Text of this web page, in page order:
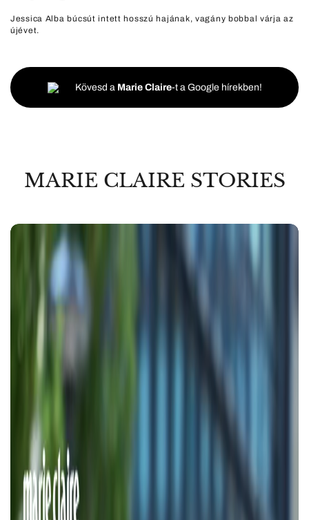
Jessica Alba búcsút intett hosszú hajának, vagány bobbal várja az
újévet.
Kövesd a Marie Claire-t a Google hírekben!
MARIE CLAIRE STORIES